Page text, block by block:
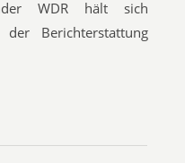
WDR hält sich
Berichterstattung